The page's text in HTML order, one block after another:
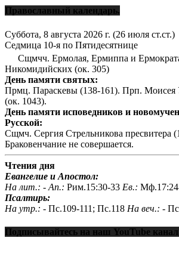
Православный календарь.
Суббота, 8 августа 2026 г. (26 июля ст.ст.)
Седмица 10-я по Пятидесятнице
Сщмчч. Ермолая, Ермиппа и
Никомидийских (ок. 305)
День памяти святых:
Прмц. Параскевы (138-161). Прп. Моисея
(ок. 1043).
День памяти исповедников и
Русской:
Сщмч. Сергия Стрельникова пресвитера
Браковенчание не совершается.
Чтения дня
Евангелие и Апостол:
На лит.: - Ап.: Рим.15:30-33 Ев.:
Псалтирь:
На утр.: - Пс.109-111; Пс.118 На веч.: -
Подписывайтесь на наш YouTube